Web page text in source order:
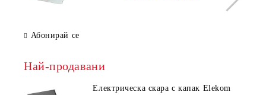
Абонирай се
Най-продавани
Електрическа скара с капак Elekom